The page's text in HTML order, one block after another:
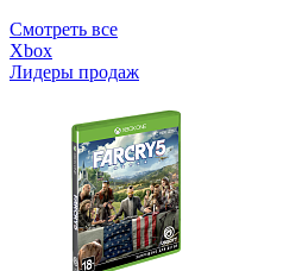
Смотреть все
Xbox
Лидеры продаж